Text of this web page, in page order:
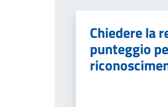
Chiedere la
punteggio